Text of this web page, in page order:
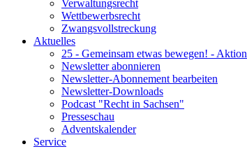
Verwaltungsrecht
Wettbewerbsrecht
Zwangsvollstreckung
Aktuelles
25 - Gemeinsam etwas bewegen! - Aktion
Newsletter abonnieren
Newsletter-Abonnement bearbeiten
Newsletter-Downloads
Podcast "Recht in Sachsen"
Presseschau
Adventskalender
Service